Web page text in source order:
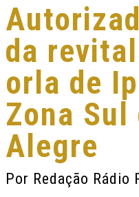
da
orla de
Zona
Alegre
Por Redação Rádio